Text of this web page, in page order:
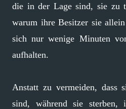
die in der Lage sind, sie zu
warum ihre Besitzer sie
sich nur wenige Minuten
aufhalten.
Anstatt zu vermeiden, dass
sind, während sie